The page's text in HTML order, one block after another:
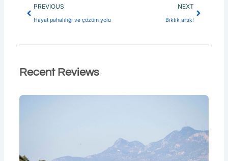
PREVIOUS
Hayat pahalılığı ve çözüm yolu
NEXT
Bıktık artık!
Recent Reviews